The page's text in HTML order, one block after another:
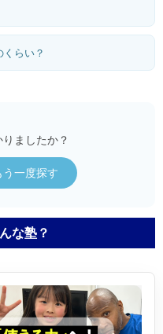
らい？
ましたか？
一度探す
な塾？